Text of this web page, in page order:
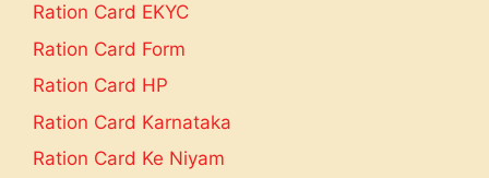
Ration Card EKYC
Ration Card Form
Ration Card HP
Ration Card Karnataka
Ration Card Ke Niyam